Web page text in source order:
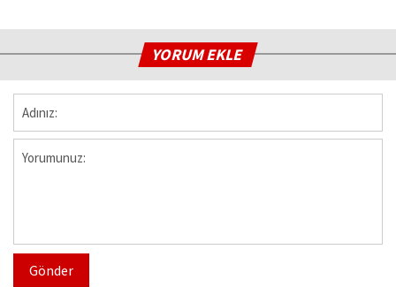
YORUM EKLE
Gönder